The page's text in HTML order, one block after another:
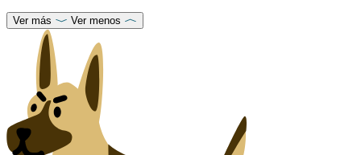
Ver más Ver menos